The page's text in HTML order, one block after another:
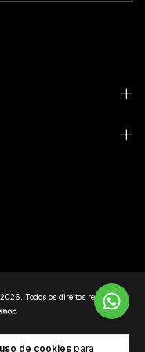
de cookiespara
Todos os direitos reservados.